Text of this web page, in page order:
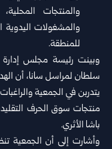
والمنتجات
والمشغولات اليدوية
للمنطقة.
وبينت رئيسة مجلس إدارة
سلطان لمراسل سانا، أن
يتدربن في الجمعية
منتجات سوق الحرف
باشا الأثري.
وأشارت إلى أن الجمعية